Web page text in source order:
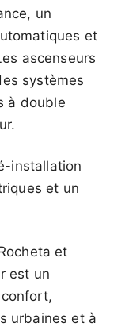
un
et
ascenseurs
systèmes
à double
installation
et un
et
est un
urbaines et à